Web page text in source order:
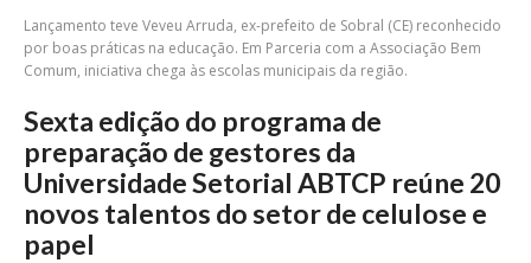
Lançamento teve Veveu Arruda, ex-prefeito de Sobral (CE) reconhecido
por boas práticas na educação. Em Parceria com a Associação Bem
Comum, iniciativa chega às escolas municipais da região.
Sexta edição do programa de
preparação de gestores da
Universidade Setorial ABTCP reúne 20
novos talentos do setor de celulose e
papel